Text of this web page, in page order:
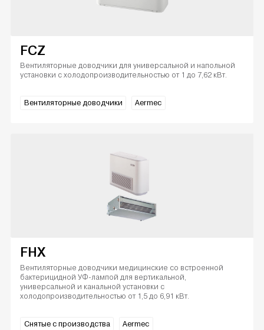
FCZ
Вентиляторные доводчики для универсальной и напольной
установки с холодопроизводительностью от 1 до 7,62 кВт.
Вентиляторные доводчики Aermec
FHX
Вентиляторные доводчики медицинские со встроенной
бактерицидной УФ-лампой для вертикальной,
универсальной и канальной установки с
холодопроизводительностью от 1,5 до 6,91 кВт.
Снятые с производства Aermec